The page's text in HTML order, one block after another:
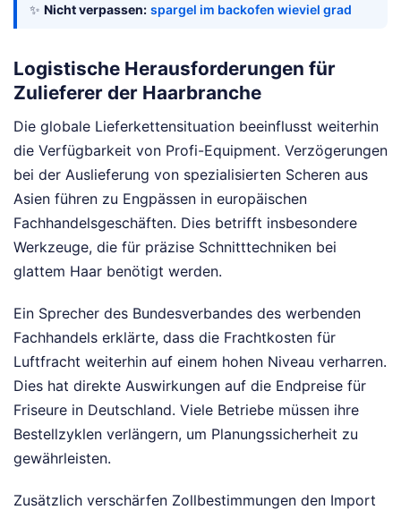
✨ Nicht verpassen: spargel im backofen wieviel grad
Logistische Herausforderungen für
Zulieferer der Haarbranche
Die globale Lieferkettensituation beeinflusst weiterhin
die Verfügbarkeit von Profi-Equipment. Verzögerungen
bei der Auslieferung von spezialisierten Scheren aus
Asien führen zu Engpässen in europäischen
Fachhandelsgeschäften. Dies betrifft insbesondere
Werkzeuge, die für präzise Schnitttechniken bei
glattem Haar benötigt werden.
Ein Sprecher des Bundesverbandes des werbenden
Fachhandels erklärte, dass die Frachtkosten für
Luftfracht weiterhin auf einem hohen Niveau verharren.
Dies hat direkte Auswirkungen auf die Endpreise für
Friseure in Deutschland. Viele Betriebe müssen ihre
Bestellzyklen verlängern, um Planungssicherheit zu
gewährleisten.
Zusätzlich verschärfen Zollbestimmungen den Import